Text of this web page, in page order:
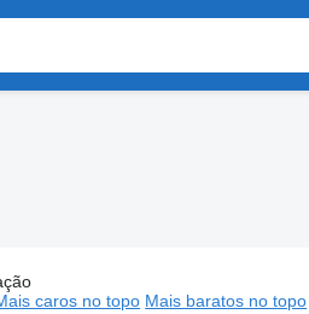
Ford
caros no topo Mais baratos no topo